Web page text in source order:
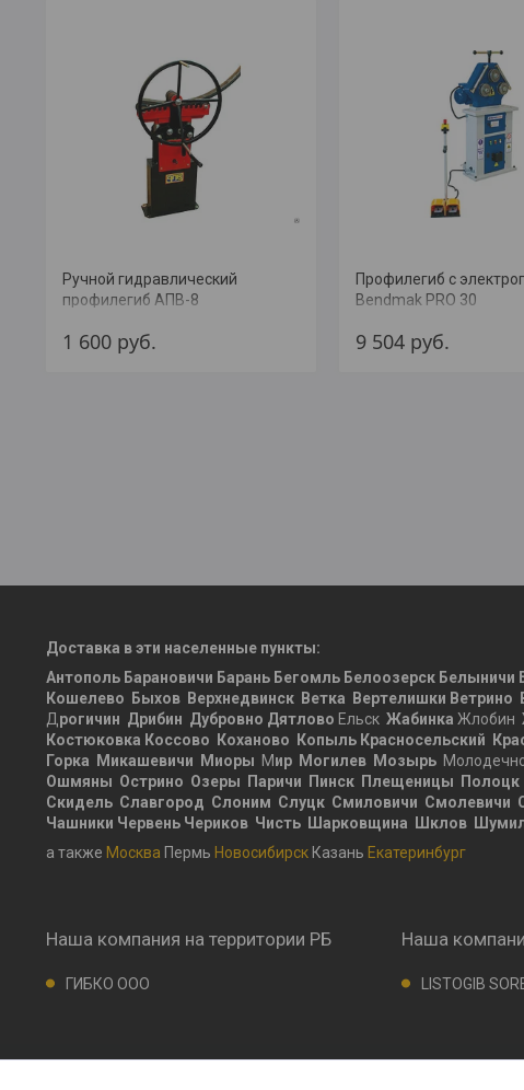
Ручной гидравлический
профилегиб АПВ-8
1 600 руб.
Профилегиб с
Bendmak PRO 30
9 504 руб.
Доставка в эти населенные пункты:
Антополь Барановичи Барань Бегомль Белоозерск Белыничи
Кошелево
Быхов Верхнедвинск Ветка Вертелишки Ветрино
Д рогичин Дрибин Дубровно Дятлово Ельск Жабинка Жлобин
Костюковка Коссово Коханово Копыль Красносельский
Горка
Микашевичи Миоры Мир Могилев Мозырь
Ошмяны Острино Озеры Паричи Пинск Плещеницы Полоцк
Скидель Славгород Слоним Слуцк Смиловичи Смолевичи
Чашники Червень Чериков Чисть Шарковщина Шклов
а также Москва Пермь Новосибирск Казань Екатеринбург
Наша компания на территории РБ
ГИБКО ООО
Наша
LISTOGIB